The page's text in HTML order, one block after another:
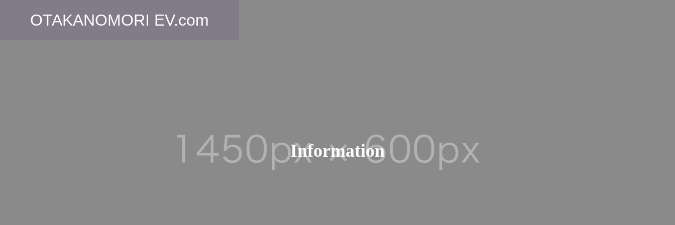
OTAKANOMORI EV.com
Information